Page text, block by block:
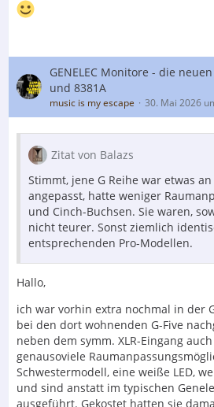
GENELEC Monitore - die
und 8381A
music is my escape 30. Mai 2026
Zitat von Balazs
Stimmt, jene G Reihe war etwas
angepasst, hatte weniger
und Cinch-Buchsen. Sie waren,
nicht teurer. Sonst ziemlich
entsprechenden Pro-Modellen.
Hallo,
ich war vorhin extra nochmal in der
bei den dort wohnenden G-Five
neben dem symm. XLR-Eingang
genausoviele
Schwestermodell, eine weiße LED,
und sind anstatt im typischen
ausgeführt. Gekostet hatten sie